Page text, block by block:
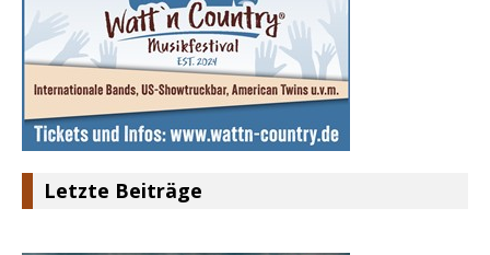
Letzte Beiträge